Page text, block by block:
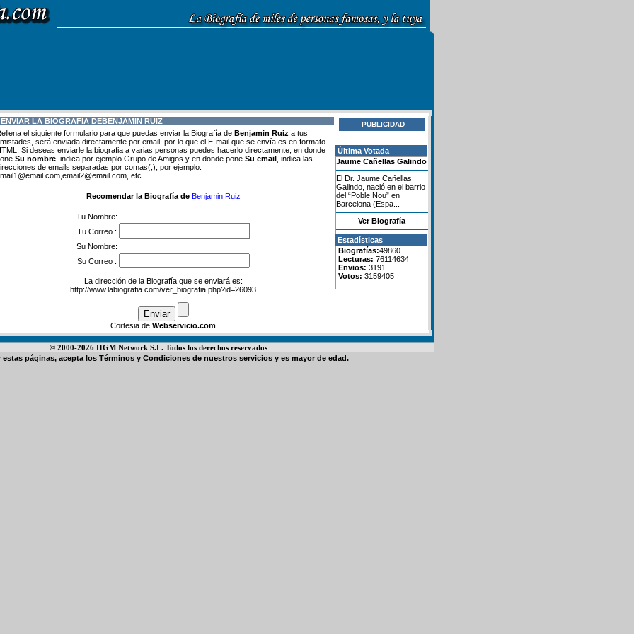
LA BIOGRAFIA DEBENJAMIN RUIZ
el siguiente formulario para que puedas enviar la Biografía de Benjamin Ruiz a tus
será enviada directamente por email, por lo que el E-mail que se envía es en formato
Si deseas enviarle la biografia a varias personas puedes hacerlo directamente, en donde
Su nombre , indica por ejemplo Grupo de Amigos y en donde pone Su email , indica las
de emails separadas por comas(,), por ejemplo:
etc...
Recomendar la Biografía de Benjamin Ruiz
Tu Nombre:
Tu Correo :
Su Nombre:
Su Correo :
La dirección de la Biografía que se enviará es:
http://www.labiografia.com/ver_biografia.php?id=26093
Cortesia de Webservicio.com
PUBLICIDAD
Última Votada
Jaume Cañellas Galindo
El Dr. Jaume Cañellas
Galindo, nació en el barrio
del “Poble Nou” en
Barcelona (Espa...
Ver Biografía
Estadísticas
Biografías:49860
Lecturas: 76114634
Envios: 3191
Votos: 3159405
© 2000-2026 HGM Network S.L. Todos los derechos reservados
estas páginas, acepta los Términos y Condiciones de nuestros servicios y es mayor de edad.